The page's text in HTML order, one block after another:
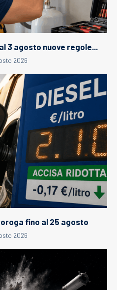
3 agosto nuove regole...
2026
fino al 25 agosto
2026